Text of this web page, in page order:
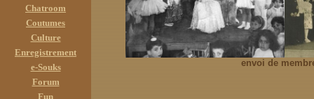
Chatroom
Coutumes
Culture
Enregistrement
e-Souks
Forum
Fun
envoi de